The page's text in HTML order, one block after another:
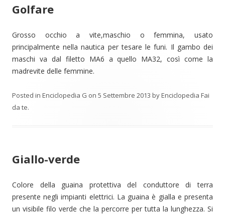
Golfare
Grosso occhio a vite,maschio o femmina, usato
principalmente nella nautica per tesare le funi. Il gambo dei
maschi va dal filetto MA6 a quello MA32, così come la
madrevite delle femmine.
Posted in Enciclopedia G on 5 Settembre 2013 byEnciclopedia Fai
da te.
Giallo-verde
Colore della guaina protettiva del conduttore di terra
presente negli impianti elettrici. La guaina è gialla e presenta
un visibile filo verde che la percorre per tutta la lunghezza. Si